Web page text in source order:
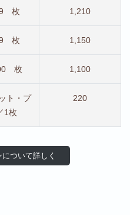
枚 1,210
枚 1,150
枚 1,100
ト・プ
1枚
220
ついて詳しく